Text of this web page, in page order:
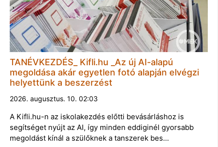
TANÉVKEZDÉS_ Kifli.hu _Az új AI-alapú
megoldása akár egyetlen fotó alapján elvégzi
helyettünk a beszerzést
2026. augusztus. 10. 02:03
A Kifli.hu-n az iskolakezdés előtti bevásárláshoz is
segítséget nyújt az AI, így minden eddiginél gyorsabb
megoldást kínál a szülőknek a tanszerek bes…